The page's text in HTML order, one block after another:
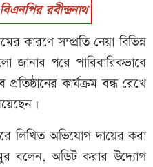
রবীন্দ্রনাথ
কারণে সম্প্রতি নেয়া বিভিন্ন
জানার পরে পারিবারিকভাবে
কার্যক্রম বন্ধ রেখে
লিখিত অভিযোগ দায়ের করা
বলেন, অডিট করার উদ্যোগ